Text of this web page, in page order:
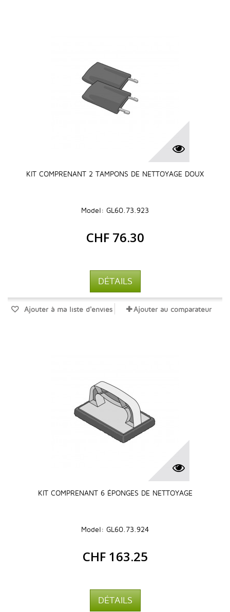
KIT COMPRENANT 2 TAMPONS DE NETTOYAGE DOUX
Model: GL60.73.923
CHF 76.30
DÉTAILS
Ajouter à ma liste d'envies Ajouter au comparateur
KIT COMPRENANT 6 ÉPONGES DE NETTOYAGE
Model: GL60.73.924
CHF 163.25
DÉTAILS